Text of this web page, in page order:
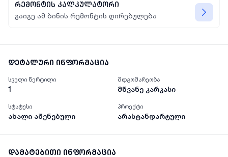
რემონტის კალკულატორი
გაიგე ამ ბინის რემონტის ღირებულება
დეტალური ინფორმაცია
სველი წერტილი
1
მდგომარეობა
მწვანე კარკასი
სტატუსი
ახალი აშენებული
პროექტი
არასტანდარტული
დამატებითი ინფორმაცია